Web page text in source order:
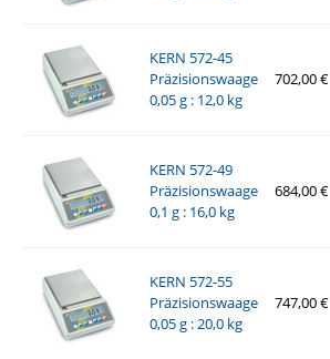
KERN 572-45
Präzisionswaage
0,05 g : 12,0 kg
702,00 €
KERN 572-49
Präzisionswaage
0,1 g : 16,0 kg
684,00 €
KERN 572-55
Präzisionswaage
0,05 g : 20,0 kg
747,00 €